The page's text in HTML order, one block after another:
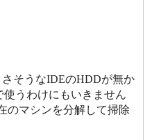
そうなIDEのHDDが無か
うわけにもいきません
のマシンを分解して掃除